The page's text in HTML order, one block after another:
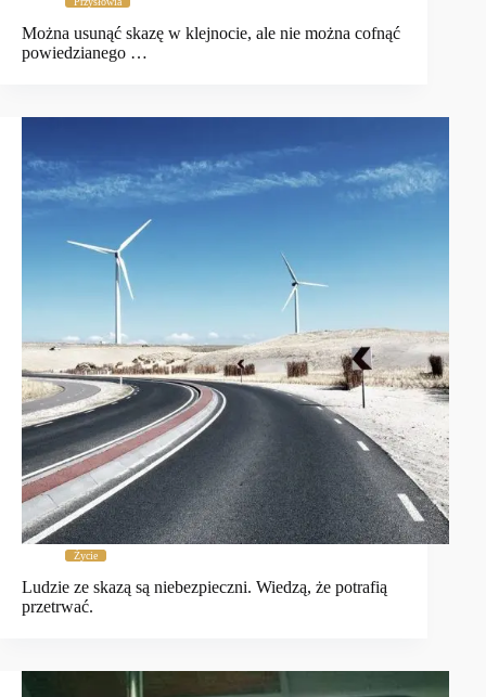
Można usunąć skazę w klejnocie, ale nie można cofnąć
powiedzianego …
Życie
Ludzie ze skazą są niebezpieczni. Wiedzą, że potrafią
przetrwać.